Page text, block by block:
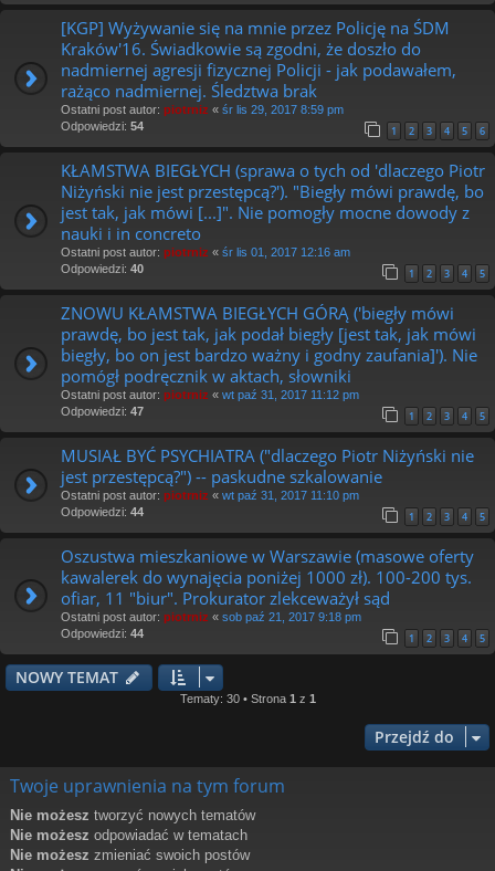
[KGP] Wyżywanie się na mnie przez Policję na ŚDM
Kraków'16. Świadkowie są zgodni, że doszło do
nadmiernej agresji fizycznej Policji - jak podawałem,
rażąco nadmiernej. Śledztwa brak
Ostatni post autor: piotrniz « śr lis 29, 2017 8:59 pm
Odpowiedzi: 54 1 2 3 4 5 6
KŁAMSTWA BIEGŁYCH (sprawa o tych od 'dlaczego Piotr
Niżyński nie jest przestępcą?'). "Biegły mówi prawdę, bo
jest tak, jak mówi [...]". Nie pomogły mocne dowody z
nauki i in concreto
Ostatni post autor: piotrniz « śr lis 01, 2017 12:16 am
Odpowiedzi: 40 1 2 3 4 5
ZNOWU KŁAMSTWA BIEGŁYCH GÓRĄ ('biegły mówi
prawdę, bo jest tak, jak podał biegły [jest tak, jak mówi
biegły, bo on jest bardzo ważny i godny zaufania]'). Nie
pomógł podręcznik w aktach, słowniki
Ostatni post autor: piotrniz « wt paź 31, 2017 11:12 pm
Odpowiedzi: 47 1 2 3 4 5
MUSIAŁ BYĆ PSYCHIATRA ("dlaczego Piotr Niżyński nie
jest przestępcą?") -- paskudne szkalowanie
Ostatni post autor: piotrniz « wt paź 31, 2017 11:10 pm
Odpowiedzi: 44 1 2 3 4 5
Oszustwa mieszkaniowe w Warszawie (masowe oferty
kawalerek do wynajęcia poniżej 1000 zł). 100-200 tys.
ofiar, 11 "biur". Prokurator zlekceważył sąd
Ostatni post autor: piotrniz « sob paź 21, 2017 9:18 pm
Odpowiedzi: 44 1 2 3 4 5
NOWY TEMAT
Tematy: 30 • Strona 1 z 1
Przejdź do
Twoje uprawnienia na tym forum
Nie możesz tworzyć nowych tematów
Nie możesz odpowiadać w tematach
Nie możesz zmieniać swoich postów